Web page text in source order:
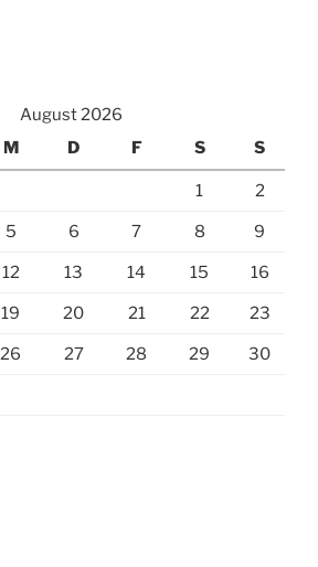
August 2026
M D F S S
1 2
5 6 7 8 9
12 13 14 15 16
19 20 21 22 23
26 27 28 29 30